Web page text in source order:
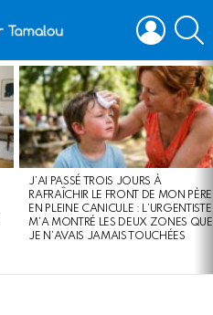
LOGIN
J’AI PASSÉ TROIS JOURS À
RAFRAÎCHIR LE FRONT DE MON PÈRE
EN PLEINE CANICULE : L’URGENTISTE
M’A MONTRÉ LES DEUX ZONES QUE
JE N’AVAIS JAMAIS TOUCHÉES